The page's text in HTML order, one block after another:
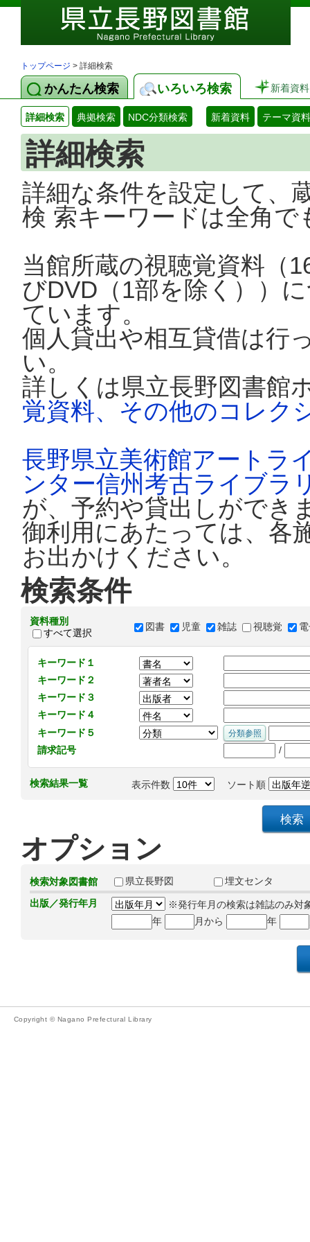
トップページ > 詳細検索
かんたん検索 いろいろ検索 新着資料
詳細検索 典拠検索 NDC分類検索 新着資料 テーマ資料
詳細検索
詳細な条件を設定して、
検 索キーワードは全角
当館所蔵の視聴覚資料（
びDVD（1部を除く））
ています。
個人貸出や相互貸借は行
い。
詳しくは県立長野図書館
覚資料、その他のコレク
長野県立美術館アートラ
ンター信州考古ライブラ
が、予約や貸出しができ
御利用にあたっては、各
お出かけください。
検索条件
資料種別
すべて選択
図書 児童 雑誌 視聴覚
キーワード１
キーワード２
キーワード３
キーワード４
キーワード５
請求記号
/
検索結果一覧 表示件数 ソート順
オプション
検索対象図書館 県立長野図
埋文センタ
出版／発行年月
※発行年月の検索は雑誌のみ対
年
月から 年
Copyright © Nagano Prefectural Library